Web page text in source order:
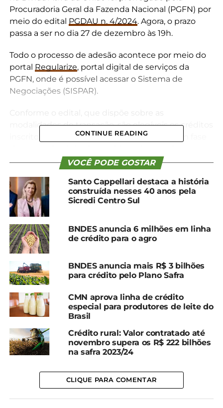
Procuradoria Geral da Fazenda Nacional (PGFN) por
meio do edital PGDAU n. 4/2024. Agora, o prazo
passa a ser no dia 27 de dezembro às 19h.
Todo o processo de adesão acontece por meio do
portal Regularize, portal digital de serviços da
PGFN, onde é possível acessar o Sistema de
Negociações (SISPAR).
Conforme o edital, que dispõe sobre as
modalidades de transação, são elegíveis os créditos
inscritos na dívida ativa da União, mesmo em fase
anterior rescindido, com exigibilidade suspensa ou
não, cujo valor consolidado a ser objeto da
negociação seja igual ou inferior a R$ 45 milhões.
Assim, a transação envolve:
I – possibilidade de parcelamento, com ou sem
alongamento em relação ao prazo ordinário de 60
(sessenta) meses previsto na Lei nº 10.522, de 19 de
julho de 2002, observados os prazos máximos
previstos na lei de regência da transação;
II – oferecimento de descontos aos créditos
inscritos considerados irrecuperáveis ou de difícil
recuperação pela Procuradoria-Geral da Fazenda
Nacional, observados os limites máximos previstos
na lei de regência da transação.
Compartilhe isso:
CONTINUE READING
VOCÊ PODE GOSTAR
Santo Cappellari destaca a história
construída nesses 40 anos pela
Sicredi Centro Sul
BNDES anuncia 6 milhões em linha
de crédito para o agro
BNDES anuncia mais R$ 3 bilhões
para crédito pelo Plano Safra
CMN aprova linha de crédito
especial para produtores de leite do
Brasil
Crédito rural: Valor contratado até
novembro supera os R$ 222 bilhões
na safra 2023/24
CLIQUE PARA COMENTAR